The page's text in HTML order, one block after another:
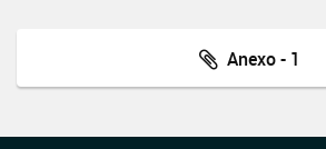
Anexo - 1